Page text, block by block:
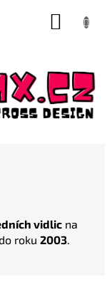
vidlic na
do roku 2003.